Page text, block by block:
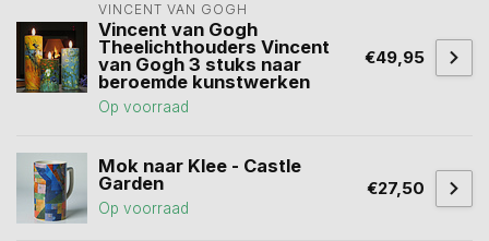
VINCENT VAN GOGH
Vincent van Gogh
Theelichthouders Vincent
van Gogh 3 stuks naar
beroemde kunstwerken
Op voorraad
€49,95
Mok naar Klee - Castle
Garden
Op voorraad
€27,50